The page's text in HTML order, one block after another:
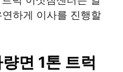
하게 이사를 진행할
면 1톤 트럭